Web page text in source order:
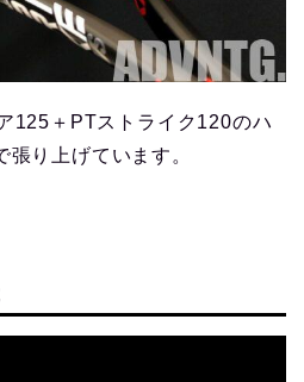
125＋PTストライク120のハ
り上げています。